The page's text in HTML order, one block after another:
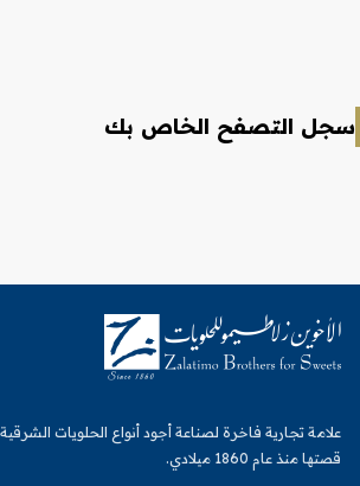
سجل التصفح الخاص بك
علامة تجارية فاخرة لصناعة أجود أنواع الحلويات
قصتها منذ عام 1860 ميلادي.